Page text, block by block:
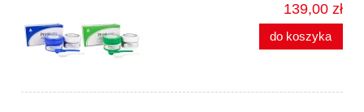
139,00 zł
do koszyka